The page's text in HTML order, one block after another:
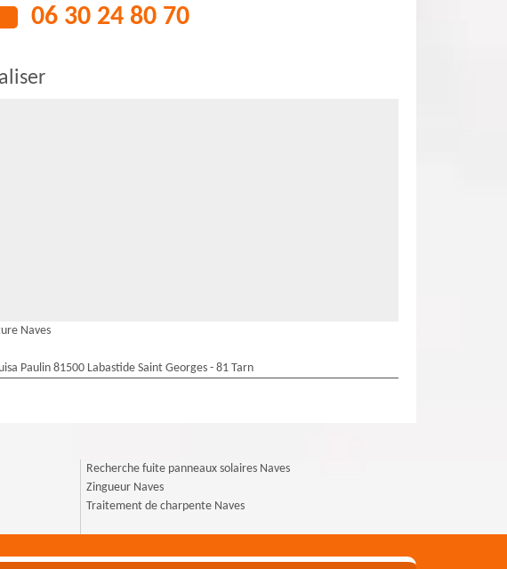
06 30 24 80 70
Naves
Paulin 81500 Labastide Saint Georges - 81 Tarn
Recherche fuite panneaux solaires Naves
Zingueur Naves
Traitement de charpente Naves